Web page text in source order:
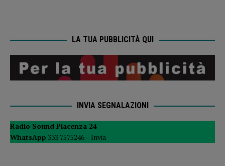
LA TUA PUBBLICITÀ QUI
INVIA SEGNALAZIONI
Radio Sound Piacenza 24
WhatsApp 333 7575246 – Invia